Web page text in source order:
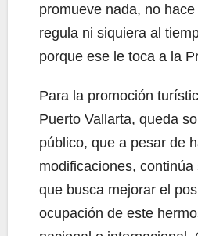
promueve nada, no
regula ni siquiera al
porque ese le toca a la
Para la promoción
Puerto Vallarta, queda
público, que a pesar de
modificaciones,
que busca mejorar el
ocupación de este